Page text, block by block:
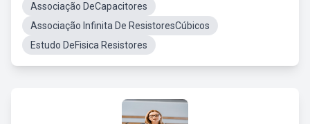
Associação DeCapacitores
Associação Infinita De ResistoresCúbicos
Estudo DeFisica Resistores